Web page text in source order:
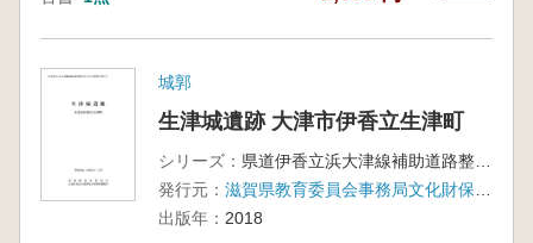
城郭
生津城遺跡 大津市伊香立生津町
シリーズ：
県道伊香立浜大津線補助道路整備事業に伴う発掘調査報告書
発行元：
出版年： 2018